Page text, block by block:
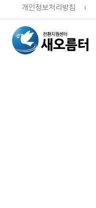
개인정보처리방침